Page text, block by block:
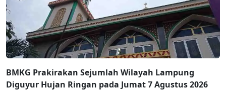
BMKG Prakirakan Sejumlah Wilayah Lampung
Diguyur Hujan Ringan pada Jumat 7 Agustus 2026